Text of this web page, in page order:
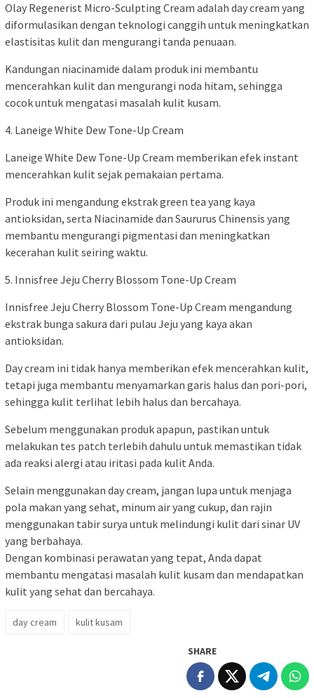
Olay Regenerist Micro-Sculpting Cream adalah day cream yang
diformulasikan dengan teknologi canggih untuk meningkatkan
elastisitas kulit dan mengurangi tanda penuaan.
Kandungan niacinamide dalam produk ini membantu
mencerahkan kulit dan mengurangi noda hitam, sehingga
cocok untuk mengatasi masalah kulit kusam.
4. Laneige White Dew Tone-Up Cream
Laneige White Dew Tone-Up Cream memberikan efek instant
mencerahkan kulit sejak pemakaian pertama.
Produk ini mengandung ekstrak green tea yang kaya
antioksidan, serta Niacinamide dan Saururus Chinensis yang
membantu mengurangi pigmentasi dan meningkatkan
kecerahan kulit seiring waktu.
5. Innisfree Jeju Cherry Blossom Tone-Up Cream
Innisfree Jeju Cherry Blossom Tone-Up Cream mengandung
ekstrak bunga sakura dari pulau Jeju yang kaya akan
antioksidan.
Day cream ini tidak hanya memberikan efek mencerahkan kulit,
tetapi juga membantu menyamarkan garis halus dan pori-pori,
sehingga kulit terlihat lebih halus dan bercahaya.
Sebelum menggunakan produk apapun, pastikan untuk
melakukan tes patch terlebih dahulu untuk memastikan tidak
ada reaksi alergi atau iritasi pada kulit Anda.
Selain menggunakan day cream, jangan lupa untuk menjaga
pola makan yang sehat, minum air yang cukup, dan rajin
menggunakan tabir surya untuk melindungi kulit dari sinar UV
yang berbahaya.
Dengan kombinasi perawatan yang tepat, Anda dapat
membantu mengatasi masalah kulit kusam dan mendapatkan
kulit yang sehat dan bercahaya.
day cream kulit kusam
SHARE